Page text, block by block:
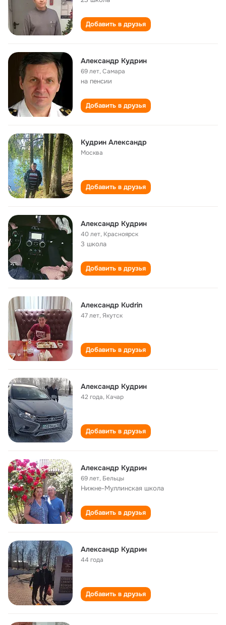
Добавить в друзья
Александр Кудрин
69 лет,Самара
на пенсии
Добавить в друзья
Кудрин Александр
Москва
Добавить в друзья
Александр Кудрин
40 лет, Красноярск
3 школа
Добавить в друзья
Александр Kudrin
47 лет,Якутск
Добавить в друзья
Александр Кудрин
42 года, Качар
Добавить в друзья
Александр Кудрин
69 лет, Бельцы
Нижне-Муллинская школа
Добавить в друзья
Александр Кудрин
44 года
Добавить в друзья